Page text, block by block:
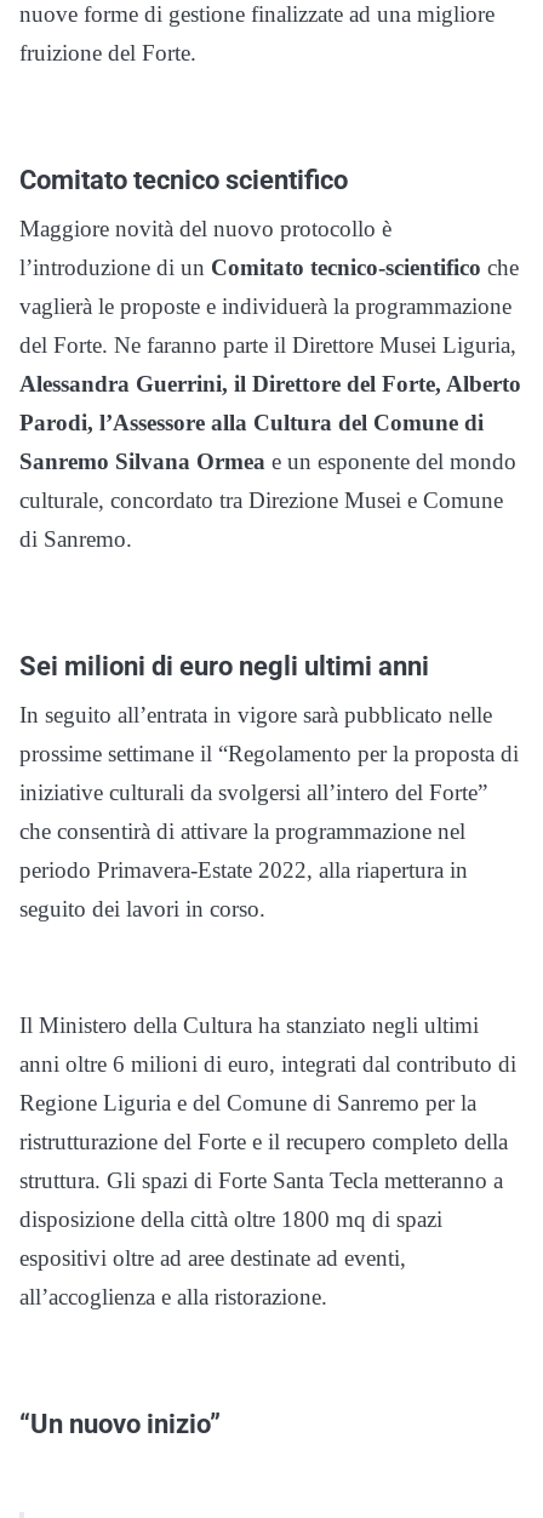
nuove forme di gestione finalizzate ad una migliore
fruizione del Forte.
Comitato tecnico scientifico
Maggiore novità del nuovo protocollo è
l’introduzione di un Comitato tecnico-scientifico che
vaglierà le proposte e individuerà la programmazione
del Forte. Ne faranno parte il Direttore Musei Liguria,
Alessandra Guerrini, il Direttore del Forte, Alberto
Parodi, l’Assessore alla Cultura del Comune di
Sanremo Silvana Ormea e un esponente del mondo
culturale, concordato tra Direzione Musei e Comune
di Sanremo.
Sei milioni di euro negli ultimi anni
In seguito all’entrata in vigore sarà pubblicato nelle
prossime settimane il “Regolamento per la proposta di
iniziative culturali da svolgersi all’intero del Forte”
che consentirà di attivare la programmazione nel
periodo Primavera-Estate 2022, alla riapertura in
seguito dei lavori in corso.
Il Ministero della Cultura ha stanziato negli ultimi
anni oltre 6 milioni di euro, integrati dal contributo di
Regione Liguria e del Comune di Sanremo per la
ristrutturazione del Forte e il recupero completo della
struttura. Gli spazi di Forte Santa Tecla metteranno a
disposizione della città oltre 1800 mq di spazi
espositivi oltre ad aree destinate ad eventi,
all’accoglienza e alla ristorazione.
“Un nuovo inizio”